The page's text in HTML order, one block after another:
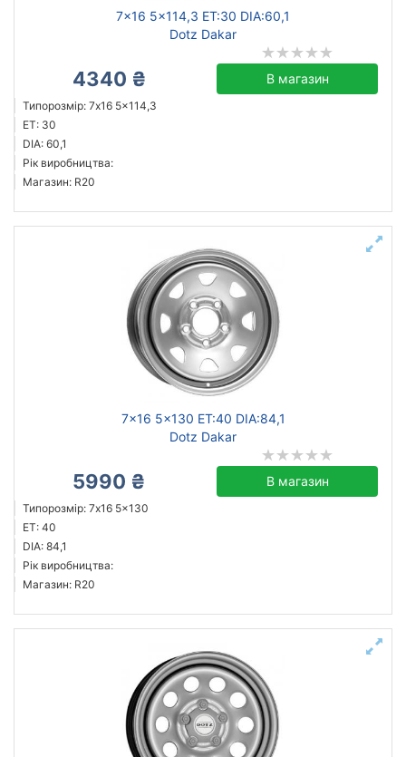
7x16 5x114,3 ET:30 DIA:60,1
Dotz Dakar
4340 ₴ В магазин
Типорозмір: 7x16 5x114,3
ET: 30
DIA: 60,1
Рік виробництва:
Магазин: R20
7x16 5x130 ET:40 DIA:84,1
Dotz Dakar
5990 ₴ В магазин
Типорозмір: 7x16 5x130
ET: 40
DIA: 84,1
Рік виробництва:
Магазин: R20